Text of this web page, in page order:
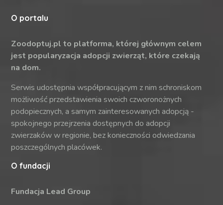
O portalu
Zoodoptuj.pl to platforma, której głównym celem
jest popularyzacja adopcji zwierząt, które czekają
na dom.
Serwis udostępnia współpracującym z nim schroniskom
możliwość przedstawienia swoich czworonożnych
podopiecznych, a samym zainteresowanych adopcją -
spokojnego przejrzenia dostępnych do adopcji
zwierzaków w regionie, bez konieczności odwiedzania
poszczególnych placówek.
O fundacji
Fundacja Lead Group